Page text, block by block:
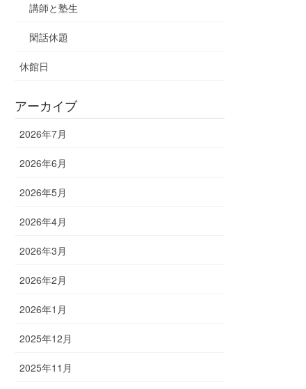
講師と塾生
閑話休題
休館日
アーカイブ
2026年7月
2026年6月
2026年5月
2026年4月
2026年3月
2026年2月
2026年1月
2025年12月
2025年11月